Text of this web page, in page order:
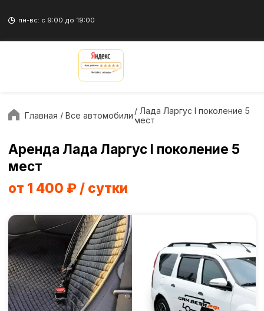
/ Все автомобили / Лада Ларгус I поколение 5
Аренда Лада Ларгус I поколение 5
мест